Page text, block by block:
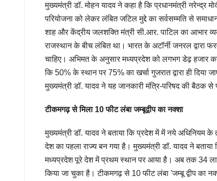
मुख्यमंत्री डॉ. मोहन यादव ने कहा है कि प्रधानमंत्री नरेन्द्र
परियोजना को लेकर लंबित जटिल मुद्दे का सर्वसम्मति से
शाह और केंद्रीय जलशक्ति मंत्री सी.आर. पाटिल का आभार
राजस्थान के बीच लंबित था। भारत के अटॉर्नी जनरल द्वारा
चाहिए। अभिमत के अनुसार मध्यप्रदेश को लगभग डेढ़ हजार
कि 50% के स्थान पर 75% का खर्चा गुजरात द्वारा ही
मुख्यमंत्री डॉ. यादव ने यह जानकारी मंत्रि-परिषद की बैठक
टीकमगढ़ से मिला 10 फीट लंबा जम्बूद्वीप का नक्शा
मुख्यमंत्री डॉ. यादव ने बताया कि प्रदेश में में नये अधिनियम
देश का पहला राज्य बन गया है। मुख्यमंत्री डॉ. यादव ने बताया
मध्यप्रदेश पूरे देश में प्रथम स्थान पर आया है। अब तक 34
किया जा चुका है। टीकमगढ़ से 10 फीट लंबा 'जम्बू द्वीप का